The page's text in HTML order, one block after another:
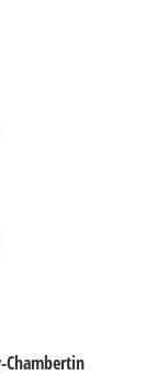
Chambertin